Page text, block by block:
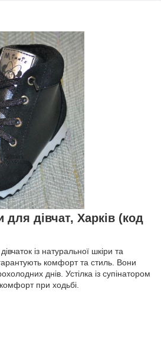
для дівчат, Харків (код
із натуральної шкіри та
комфорт та стиль. Вони
днів. Устілка із супінатором
при ходьбі.